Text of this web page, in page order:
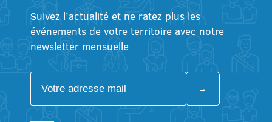
Suivez l’actualité et ne ratez plus les
événements de votre territoire avec notre
newsletter mensuelle